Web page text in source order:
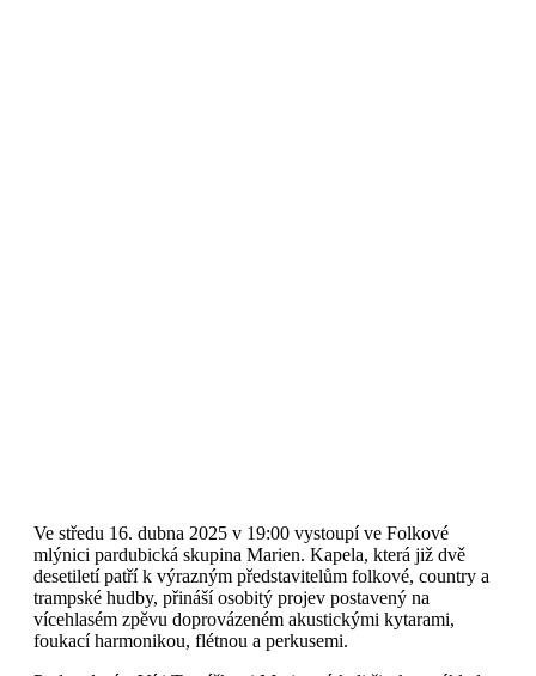
Ve středu 16. dubna 2025 v 19:00 vystoupí ve Folkové
mlýnici pardubická skupina Marien. Kapela, která již dvě
desetiletí patří k výrazným představitelům folkové, country a
trampské hudby, přináší osobitý projev postavený na
vícehlasém zpěvu doprovázeném akustickými kytarami,
foukací harmonikou, flétnou a perkusemi.